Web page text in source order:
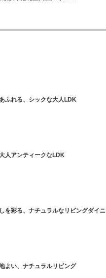
ふれる、シックな大人LDK
人アンティークなLDK
を彩る、ナチュラルなリビングダイ
よい、ナチュラルリビング